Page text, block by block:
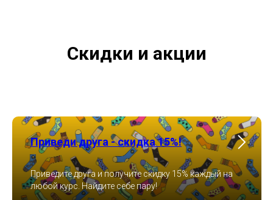
Скидки и акции
Приведи друга - скидка 15%!
Приведите друга и получите скидку 15% каждый на
любой курс. Найдите себе пару!